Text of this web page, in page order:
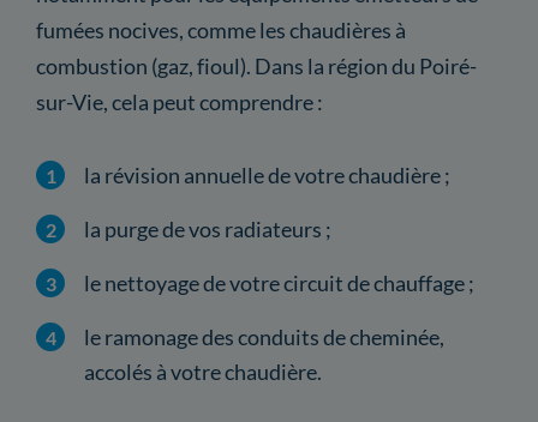
fumées nocives, comme les chaudières à
combustion (gaz, fioul). Dans la région du Poiré-
sur-Vie, cela peut comprendre :
la révision annuelle de votre chaudière ;
la purge de vos radiateurs ;
le nettoyage de votre circuit de chauffage ;
le ramonage des conduits de cheminée,
accolés à votre chaudière.